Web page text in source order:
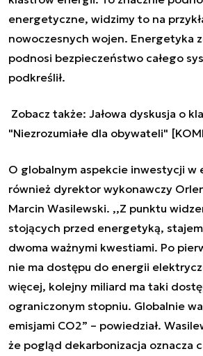
energetyczne, widzimy to na
nowoczesnych wojen. Energetyka
podnosi bezpieczeństwo całego
podkreślił.
Zobacz także: Jałowa dyskusja o
"Niezrozumiałe dla obywateli"
O globalnym aspekcie inwestycji w
również dyrektor wykonawczy
Marcin Wasilewski. ,,Z punktu
stojących przed energetyką,
dwoma ważnymi kwestiami. Po
nie ma dostępu do energii
więcej, kolejny miliard ma taki
ograniczonym stopniu. Globalnie
emisjami CO2” – powiedział.
że pogląd dekarbonizacja oznacza